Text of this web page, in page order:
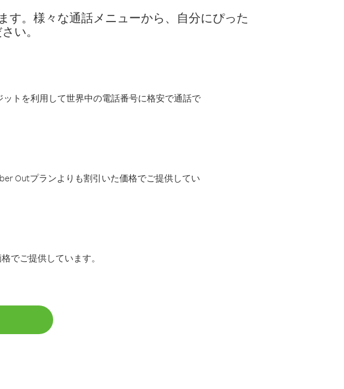
す。様々な通話メニューから、自分にぴった
い。
トを利用して世界中の電話番号に格安で通話で
Outプランよりも割引いた価格でご提供してい
でご提供しています。